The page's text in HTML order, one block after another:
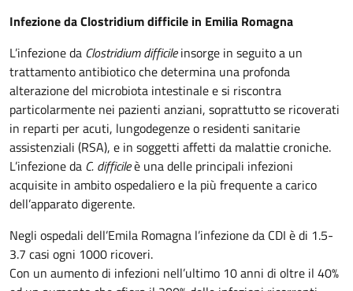
Infezione da Clostridium difficile in Emilia Romagna
L’infezione da Clostridium difficileinsorge in seguito a un
trattamento antibiotico che determina una profonda
alterazione del microbiota intestinale e si riscontra
particolarmente nei pazienti anziani, soprattutto se ricoverati
in reparti per acuti, lungodegenze o residenti sanitarie
assistenziali (RSA), e in soggetti affetti da malattie croniche.
L’infezione da C. difficileè una delle principali infezioni
acquisite in ambito ospedaliero e la più frequente a carico
dell’apparato digerente.
Negli ospedali dell’Emila Romagna l’infezione da CDI è di 1.5-
3.7 casi ogni 1000 ricoveri.
Con un aumento di infezioni nell’ultimo 10 anni di oltre il 40%